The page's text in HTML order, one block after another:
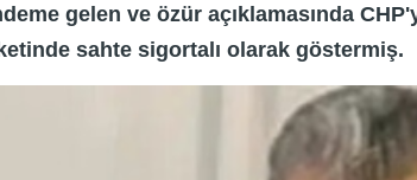
gelen ve özür açıklamasında
sahte sigortalı olarak göstermiş.